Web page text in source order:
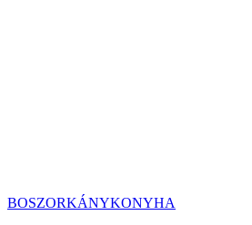
BOSZORKÁNYKONYHA